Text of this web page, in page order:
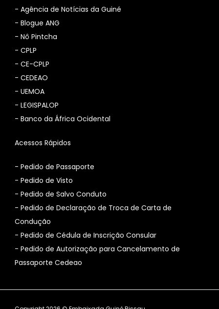
- Agência de Notícias da Guiné
- Blogue ANG
- Nô Pintcha
- CPLP
- CE-CPLP
- CEDEAO
- UEMOA
- LEGISPALOP
- Banco da África Ocidental
Acessos Rápidos
- Pedido de Passaporte
- Pedido de Visto
- Pedido de Salvo Conduto
- Pedido de Declaração de Troca de Carta de
Condução
- Pedido de Cédula de Inscrição Consular
- Pedido de Autorização para Cancelamento de
Passaporte Cedeao